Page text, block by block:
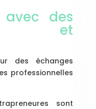
avec des
et
des échanges
professionnelles
sont